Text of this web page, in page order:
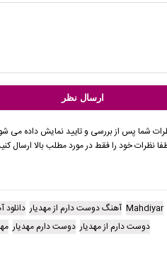
شما پس از بررسی و تایید نمایش داده می
نظرات خود را فقط در مورد مطلب بالا ارسال
Mahdiyar آهنگ دوست دارم از مهدیار
دوست دارم از مهدیار دوست دارم مهدیار